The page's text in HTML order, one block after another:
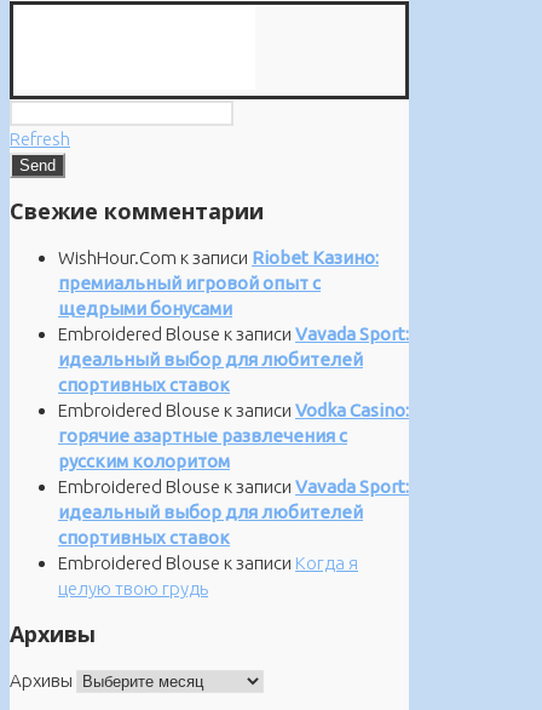
Refresh
Свежие комментарии
WishHour.Com к записи Riobet Казино:
премиальный игровой опыт с
щедрыми бонусами
Embroidered Blouse к записи Vavada Sport:
идеальный выбор для любителей
спортивных ставок
Embroidered Blouse к записи Vodka Casino:
горячие азартные развлечения с
русским колоритом
Embroidered Blouse к записи Vavada Sport:
идеальный выбор для любителей
спортивных ставок
Embroidered Blouse к записи Когда я
целую твою грудь
Архивы
Архивы